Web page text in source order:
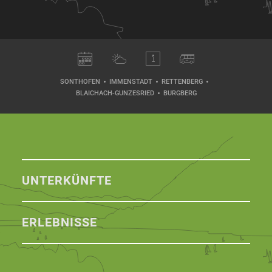
SONTHOFEN IMMENSTADT
RETTENBERG
BLAICHACH-GUNZESRIED
BURGBERG
UNTERKÜNFTE
ERLEBNISSE